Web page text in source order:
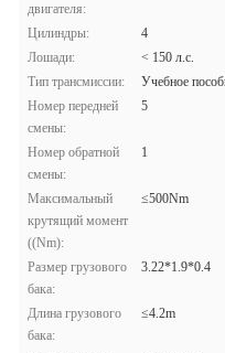
двигателя:
Цилиндры:
4
Лошади:
< 150 л.с.
Тип трансмиссии:
Учебное
Номер передней
смены:
5
Номер обратной
смены:
1
Максимальный
крутящий момент
((Nm):
≤500Nm
Размер грузового
бака:
3.22*1.9*0.4
Длина грузового
бака:
≤4.2m